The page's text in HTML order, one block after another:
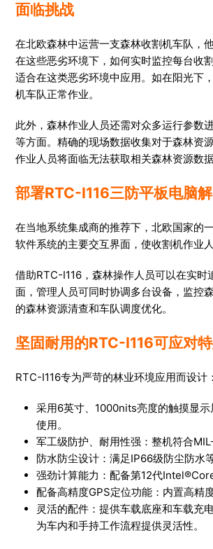
面临挑战
在北欧森林中运营一支森林收割机车队，
在这些恶劣环境下，如何实时监控每台收
适合在这类恶劣环境中应用。如在阳光下
机车队正常作业。
此外，森林作业人员还需对众多运行参数
等方面。精确的现场数据收集对于森林资
作业人员将面临无法获取相关森林资源数
部署RTC-I116三防平板电脑
在当地系统集成商的推荐下，北欧国家的
软件系统的主要交互界面，使收割机作业
借助RTC-I116，森林操作人员可以在实
面，管理人员可同时协调多台设备，监控
的森林资源清查和车队调度优化。
坚固耐用的RTC-I116可应对
RTC-I116专为严苛的林业环境应用而设计：
采用6英寸、1000nits亮度的触摸显
使用。
军工级防护、耐用性强：整机符合
防水防尘设计：满足IP66级防尘防水
强劲计算能力：配备第12代
配备高精度GPS定位功能：内置高精
灵活的配件：提供车载底座和车载充
为车内和手持工作流程提供灵活性。